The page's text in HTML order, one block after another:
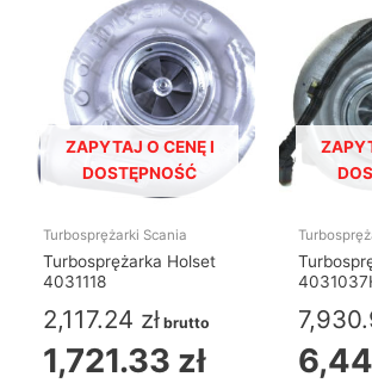
ZAPYTAJ O CENĘ I
DOSTĘPNOŚĆ
Turbosprężarki Scania
Turbosprężarka Holset
4031118
2,117.24 zł brutto
1,721.33 zł